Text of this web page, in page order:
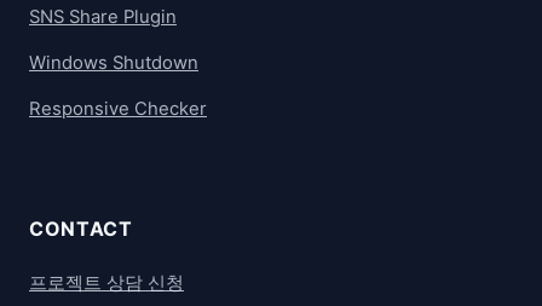
SNS Share Plugin
Windows Shutdown
Responsive Checker
CONTACT
프로젝트 상담 신청